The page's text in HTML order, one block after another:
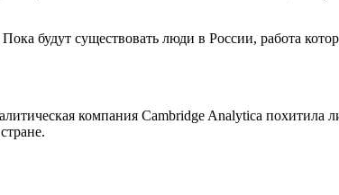
будут существовать люди в России, работа
компания Cambridge Analytica похитила